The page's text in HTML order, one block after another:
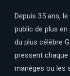
Depuis 35 ans,
public de plus
du plus célèbre
pressent chaque
manèges ou les